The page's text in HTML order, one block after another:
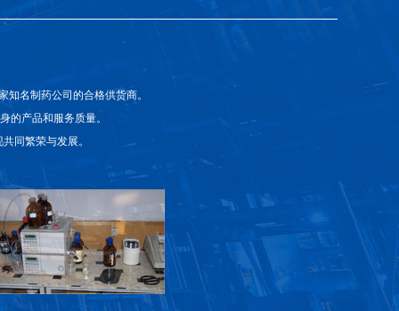
名制药公司的合格供货商。
的产品和服务质量。
同繁荣与发展。